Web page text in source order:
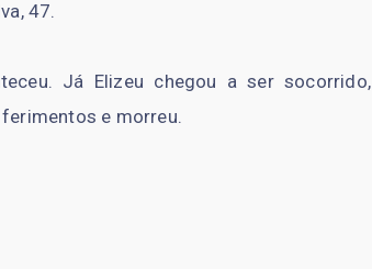
47.
Já Elizeu chegou a ser socorrido,
e morreu.